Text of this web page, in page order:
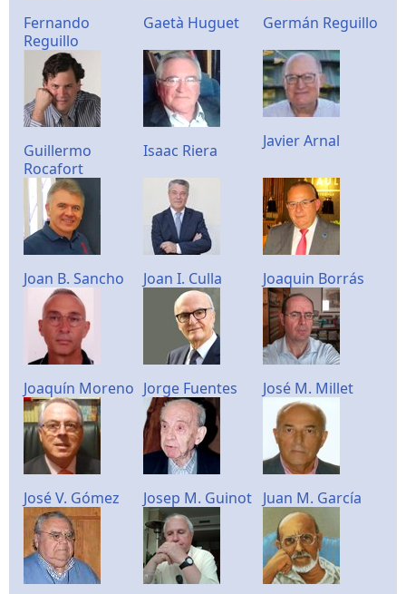
Fernando
Reguillo
Gaetà Huguet Germán Reguillo
Guillermo
Rocafort
Isaac Riera Javier Arnal
Joan B. Sancho Joan I. Culla Joaquin Borrás
Joaquín Moreno Jorge Fuentes José M. Millet
José V. Gómez Josep M. Guinot Juan M. García